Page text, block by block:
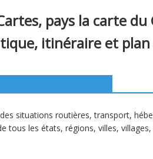
pays la carte
itinéraire et
situations routières, transport,
tous les états, régions, villes,